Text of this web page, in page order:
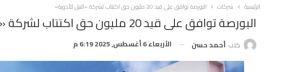
الرئيسية شركات البورصة توافق على قيد 20 مليون حق اكتتاب لشركة «النيل للأدوية»
البورصة توافق على قيد 20 مليون حق اكتتاب لشركة «النيل للأدوية»
كتب أحمد حسن الأربعاء 6 أغسطس, 2025 6:19 م